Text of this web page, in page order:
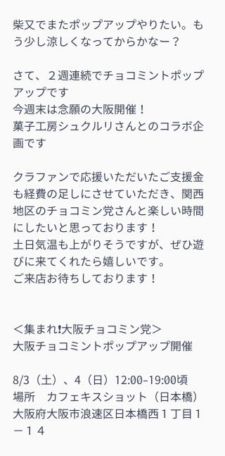
柴又でまたポップアップやりたい。も
う少し涼しくなってからかなー？
さて、２週連続でチョコミントポップ
アップです
今週末は念願の大阪開催！
菓子工房シュクルリさんとのコラボ企
画です
クラファンで応援いただいたご支援金
も経費の足しにさせていただき、関西
地区のチョコミン党さんと楽しい時間
にしたいと思っております！
土日気温も上がりそうですが、ぜひ遊
びに来てくれたら嬉しいです。
ご来店お待ちしております！
＜集まれ❗️大阪チョコミン党＞
大阪チョコミントポップアップ開催
8/3（土）、4（日）12:00-19:00頃
場所　カフェキスショット（日本橋）
大阪府大阪市浪速区日本橋西１丁目１
−１４